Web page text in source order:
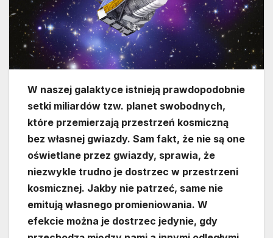
W naszej galaktyce istnieją prawdopodobnie
setki miliardów tzw. planet swobodnych,
które przemierzają przestrzeń kosmiczną
bez własnej gwiazdy. Sam fakt, że nie są one
oświetlane przez gwiazdy, sprawia, że
niezwykle trudno je dostrzec w przestrzeni
kosmicznej. Jakby nie patrzeć, same nie
emitują własnego promieniowania. W
efekcie można je dostrzec jedynie, gdy